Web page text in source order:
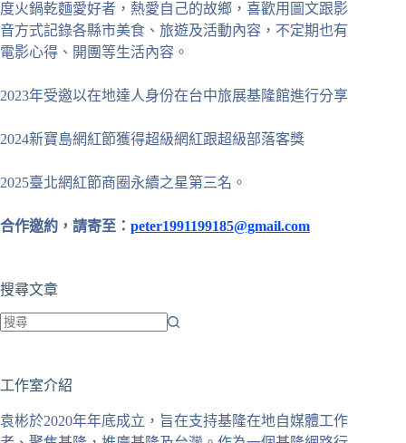
度火鍋乾麵愛好者，熱愛自己的故鄉，喜歡用圖文跟影
音方式記錄各縣市美食、旅遊及活動內容，不定期也有
電影心得、開團等生活內容。
2023年受邀以在地達人身份在台中旅展基隆館進行分享
2024新寶島網紅節獲得超級網紅跟超級部落客獎
2025臺北網紅節商圈永續之星第三名。
合作邀約，請寄至： peter1991199185@gmail.com
搜尋文章
到
合
工作室介紹
袁彬於2020年年底成立，旨在支持基隆在地自媒體工作